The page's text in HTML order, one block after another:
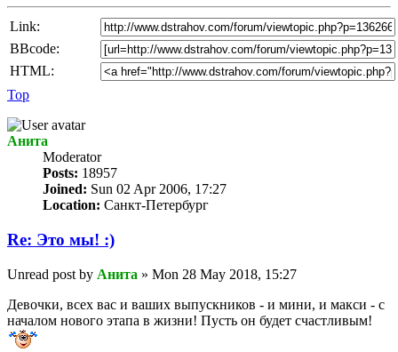
Link:
BBcode:
HTML:
Top
Анита
Мoderator
Posts: 18957
Joined: Sun 02 Apr 2006, 17:27
Location: Санкт-Петербург
Re: Это мы! :)
Unread post by Анита » Mon 28 May 2018, 15:27
Девочки, всех вас и ваших выпускников - и мини, и макси - с
началом нового этапа в жизни! Пусть он будет счастливым!